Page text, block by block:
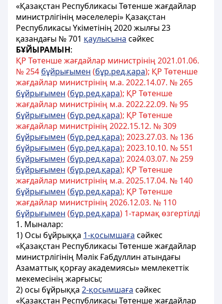
«Қазақстан Республикасы Төтенше жағдайлар
министрлігінің мәселелері» Қазақстан
Республикасы Үкіметінің 2020 жылғы 23
қазандағы № 701 қаулысына сәйкес
БҰЙЫРАМЫН:
ҚР Төтенше жағдайлар министрінің 2021.01.06.
№ 254 бұйрығымен (бұр.ред.қара); ҚР Төтенше
жағдайлар министрінің м.а. 2022.14.07. № 265
бұйрығымен (бұр.ред.қара); ҚР Төтенше
жағдайлар министрінің м.а. 2022.22.09. № 95
бұйрығымен (бұр.ред.қара); ҚР Төтенше
жағдайлар министрінің 2022.15.12. № 309
бұйрығымен (бұр.ред.қара); 2023.27.03. № 136
бұйрығымен (бұр.ред.қара); 2023.10.10. № 551
бұйрығымен (бұр.ред.қара); 2024.03.07. № 259
бұйрығымен (бұр.ред.қара); ҚР Төтенше
жағдайлар министрінің м.а. 2025.17.04. № 140
бұйрығымен (бұр.ред.қара); ҚР Төтенше
жағдайлар министрінің 2026.12.03. № 110
бұйрығымен (бұр.ред.қара) 1-тармақ өзгертілді
1. Мыналар:
1) Осы бұйрыққа 1-қосымшаға сәйкес
«Қазақстан Республикасы Төтенше жағдайлар
министрлігінің Мәлік Ғабдуллин атындағы
Азаматтық қорғау академиясы» мемлекеттік
мекемесінің жарғысы;
2) осы бұйрыққа 2-қосымшаға сәйкес
«Қазақстан Республикасы Төтенше жағдайлар